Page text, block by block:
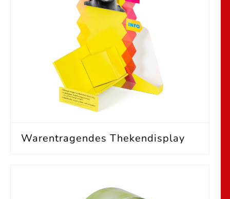
Warentragendes Thekendisplay